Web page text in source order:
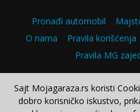
Pronađi automobil
O nama
Pravila korišćenja
Pravila MG
Copyright ©
Sajt Mojagaraza.rs koristi
dobro korisničko iskustvo,